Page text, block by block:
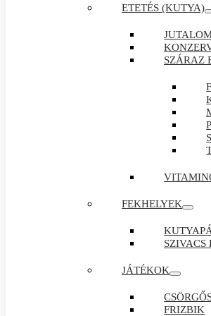
ETETÉS (KUTYA)
SZÁRAZ
FEKHELYEK
SZIVACS
JÁTÉKOK
FRIZBIK